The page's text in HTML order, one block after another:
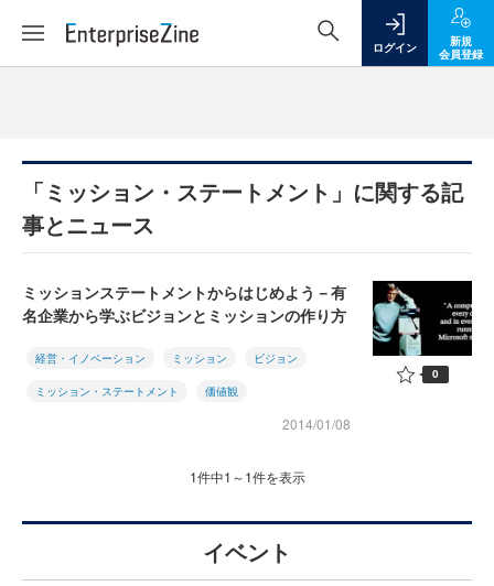
ログイン
新規
会員登録
「ミッション・ステートメント」に関する記
事とニュース
ミッションステートメントからはじめよう－有
名企業から学ぶビジョンとミッションの作り方
経営・イノベーション ミッション ビジョン
ミッション・ステートメント 価値観
2014/01/08
0
1件中1～1件を表示
イベント